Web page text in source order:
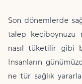
Son dönemlerde
talep keçiboynuzu
nasıl tüketilir gibi
İnsanların
ne tür sağlık